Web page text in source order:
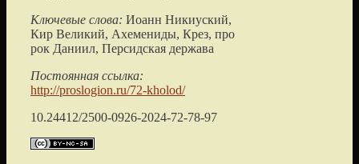
Ключевые слова: Иоанн Никиуский,
Кир Великий, Ахемениды, Крез, про
рок Даниил, Персидская держава
Постоянная ссылка:
http://proslogion.ru/72-kholod/
10.24412/2500-0926-2024-72-78-97